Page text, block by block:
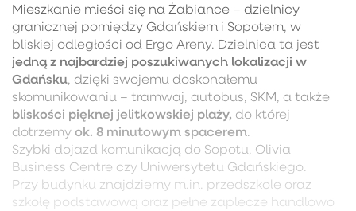
Mieszkanie mieści się na Żabiance – dzielnicy
granicznej pomiędzy Gdańskiem i Sopotem, w
bliskiej odległości od Ergo Areny. Dzielnica ta jest
jedną z najbardziej poszukiwanych lokalizacji w
Gdańsku, dzięki swojemu doskonałemu
skomunikowaniu – tramwaj, autobus, SKM, a także
bliskości pięknej jelitkowskiej plaży, do której
dotrzemy ok. 8 minutowym spacerem.
Szybki dojazd komunikacją do Sopotu, Olivia
Business Centre czy Uniwersytetu Gdańskiego.
Przy budynku znajdziemy m.in. przedszkole oraz
szkołę podstawową oraz pełne zaplecze handlowo